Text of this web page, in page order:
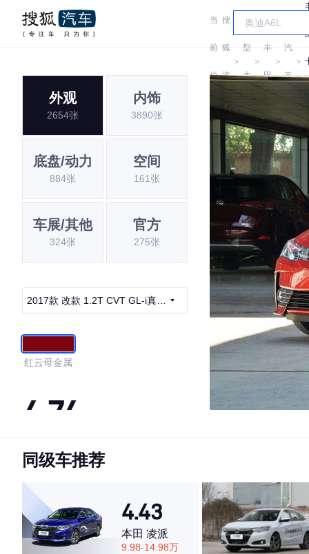
当
前
位
搜
狐
汽
＞
车
型
大
全
＞
丰
田
＞
汽
丰
＞
外观
2654张
内饰
3890张
底盘/动力
884张
空间
161张
车展/其他
324张
官方
275张
2017款 改款 1.2T CVT GL-i真皮
红云母金属
4.74
·外观表现较为优秀，优于65%同级车
·空间表现较为优秀，优于77%同级车
同级车推荐
4.43
本田 凌派
9.98-14.98万